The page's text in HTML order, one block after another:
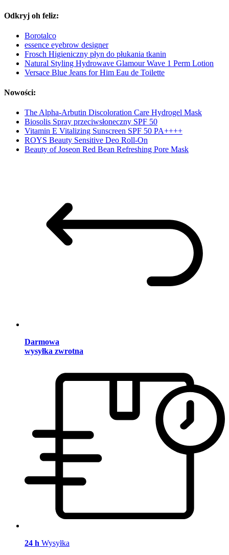
Odkryj oh feliz:
Borotalco
essence eyebrow designer
Frosch Higieniczny płyn do płukania tkanin
Natural Styling Hydrowave Glamour Wave 1 Perm Lotion
Versace Blue Jeans for Him Eau de Toilette
Nowości:
The Alpha-Arbutin Discoloration Care Hydrogel Mask
Biosolis Spray przeciwsłoneczny SPF 50
Vitamin E Vitalizing Sunscreen SPF 50 PA++++
ROYS Beauty Sensitive Deo Roll-On
Beauty of Joseon Red Bean Refreshing Pore Mask
Darmowa
wysyłka zwrotna
24 h Wysyłka